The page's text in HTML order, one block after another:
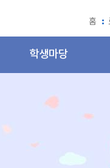
홈
학생마당